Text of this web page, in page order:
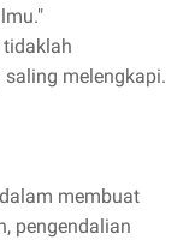
melengkapi.
membuat
pengendalian